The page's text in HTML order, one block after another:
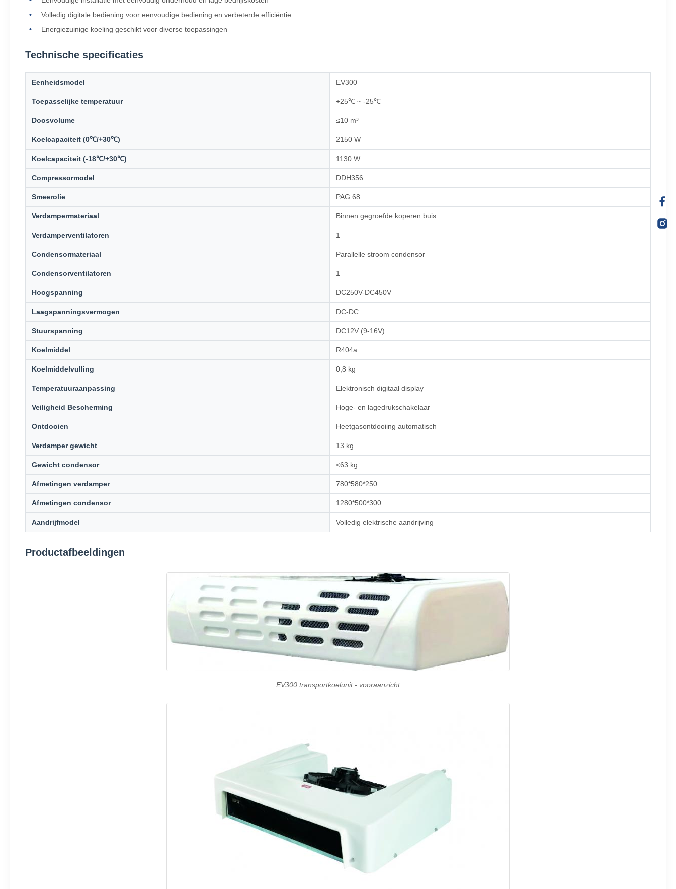
Volledig digitale bediening voor eenvoudige bediening en verbeterde efficiëntie
Energiezuinige koeling geschikt voor diverse toepassingen
Technische specificaties
Eenheidsmodel EV300
Toepasselijke temperatuur +25℃ ~ -25℃
Doosvolume ≤10 m³
Koelcapaciteit (0℃/+30℃) 2150 W
Koelcapaciteit (-18℃/+30℃) 1130 W
Compressormodel DDH356
Smeerolie PAG 68
Verdampermateriaal Binnen gegroefde koperen buis
Verdamperventilatoren 1
Condensormateriaal Parallelle stroom condensor
Condensorventilatoren 1
Hoogspanning DC250V-DC450V
Laagspanningsvermogen DC-DC
Stuurspanning DC12V (9-16V)
Koelmiddel R404a
Koelmiddelvulling 0,8 kg
Temperatuuraanpassing Elektronisch digitaal display
Veiligheid Bescherming Hoge- en lagedrukschakelaar
Ontdooien Heetgasontdooiing automatisch
Verdamper gewicht 13 kg
Gewicht condensor <63 kg
Afmetingen verdamper 780*580*250
Afmetingen condensor 1280*500*300
Aandrijfmodel Volledig elektrische aandrijving
Productafbeeldingen
EV300 transportkoelunit - vooraanzicht